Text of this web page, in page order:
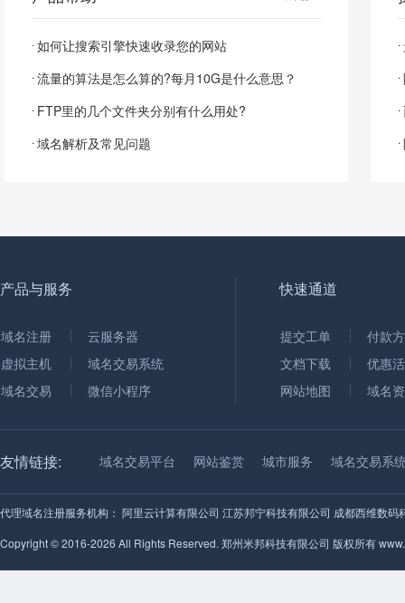
如何让搜索引擎快速收录您的网站
流量的算法是怎么算的?每月10G是什么意思？
FTP里的几个文件夹分别有什么用处?
域名解析及常见问题
产品与服务
域名注册
云服务器
虚拟主机
域名交易系统
域名交易
微信小程序
快速通道
提交工单
付款
文档下载
优惠
网站地图
域名
友情链接: 域名交易平台 网站鉴赏 城市服务 域名交易系
代理域名注册服务机构： 阿里云计算有限公司 江苏邦宁科技有限公司 成都西维数码
Copyright © 2016-2026 All Rights Reserved. 郑州米邦科技有限公司 版权所有